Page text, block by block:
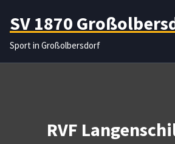
Inhalt
springen
SV 1870
Sport in Großolbersdorf
RVF